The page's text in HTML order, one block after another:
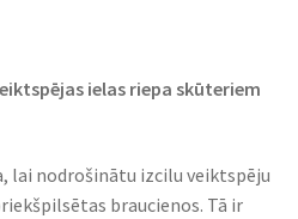
ielas riepa skūteriem
lai nodrošinātu izcilu veiktspēju
braucienos. Tā ir